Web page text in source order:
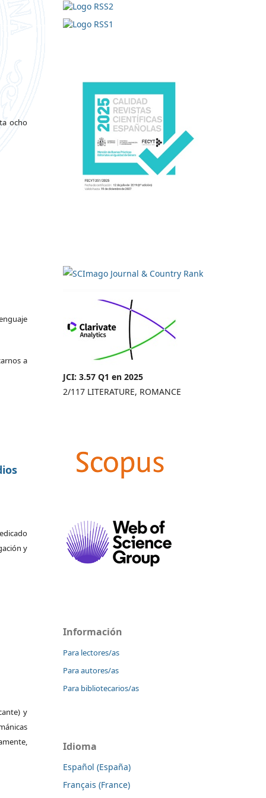
ocho
a
y
y
JCI: 3.57 Q1 en 2025
2/117 LITERATURE, ROMANCE
Información
Para lectores/as
Para autores/as
Para bibliotecarios/as
Idioma
Español (España)
Français (France)